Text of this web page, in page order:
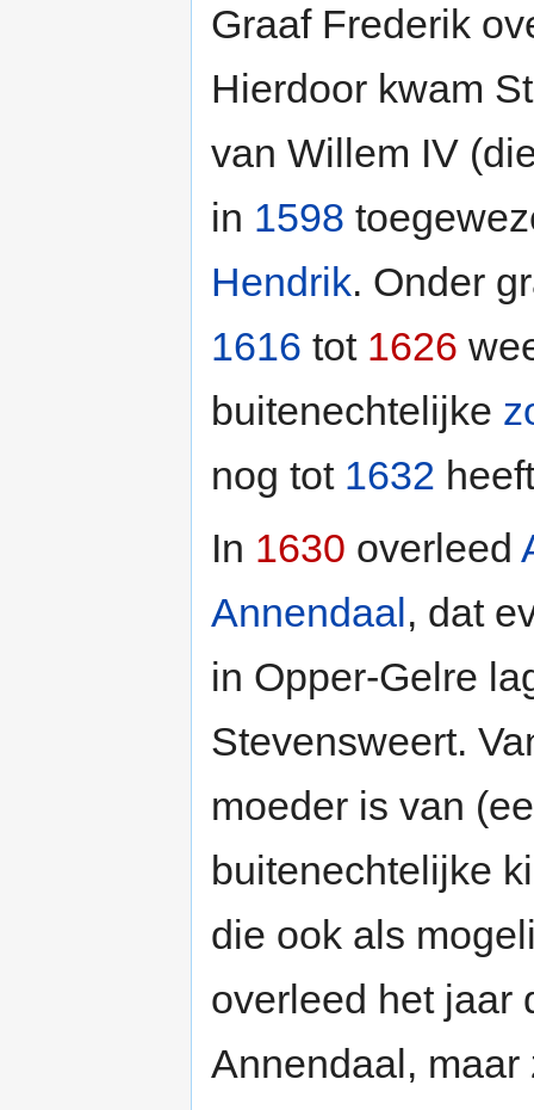
Graaf Frederik
Hierdoor kwam
van Willem IV
in 1598
Hendrik. Onder
1616 tot 1626
buitenechtelijke
nog tot 1632
In 1630 overleed
Annendaal , dat
in Opper-Gelre
Stevensweert.
moeder is van
buitenechtelijke
die ook als
overleed het jaar
Annendaal,